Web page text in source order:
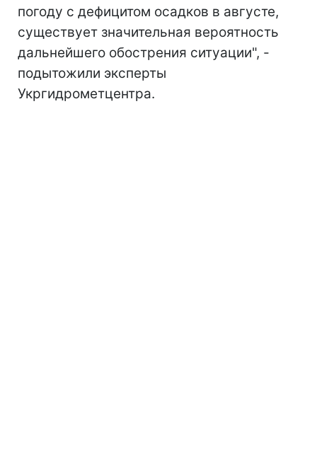
погоду с дефицитом осадков в августе,
существует значительная вероятность
дальнейшего обострения ситуации", -
подытожили эксперты
Укргидрометцентра.